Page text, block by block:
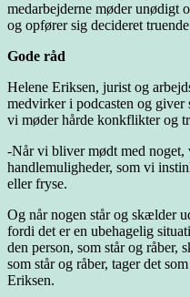
medarbejderne møder unødigt
og opfører sig decideret
Gode råd
Helene Eriksen, jurist og
medvirker i podcasten og giver
vi møder hårde konkflikter og
-Når vi bliver mødt med
handlemuligheder, som vi
eller fryse.
Og når nogen står og skælder
fordi det er en ubehagelig
den person, som står og råber,
som står og råber, tager det
Eriksen.